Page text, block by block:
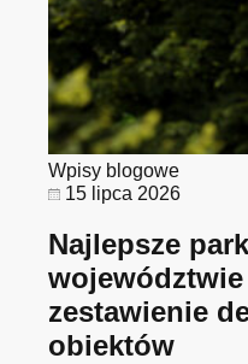
Wpisy blogowe
15 lipca 2026
Najlepsze
zestawienie
obiektów